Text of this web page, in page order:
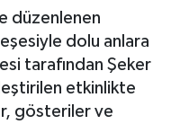
düzenlenen
dolu anlara
tarafından Şeker
etkinlikte
gösteriler ve